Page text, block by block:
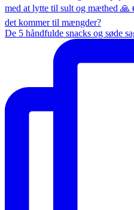
De 5 håndfulde snacks og søde